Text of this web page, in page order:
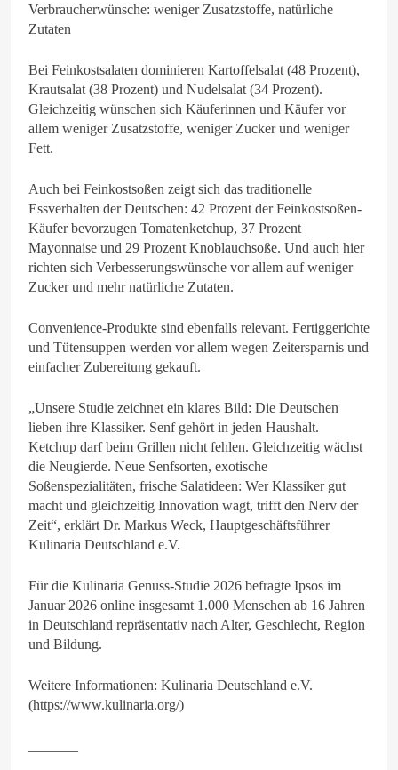
Verbraucherwünsche: weniger Zusatzstoffe, natürliche
Zutaten
Bei Feinkostsalaten dominieren Kartoffelsalat (48 Prozent),
Krautsalat (38 Prozent) und Nudelsalat (34 Prozent).
Gleichzeitig wünschen sich Käuferinnen und Käufer vor
allem weniger Zusatzstoffe, weniger Zucker und weniger
Fett.
Auch bei Feinkostsoßen zeigt sich das traditionelle
Essverhalten der Deutschen: 42 Prozent der Feinkostsoßen-
Käufer bevorzugen Tomatenketchup, 37 Prozent
Mayonnaise und 29 Prozent Knoblauchsoße. Und auch hier
richten sich Verbesserungswünsche vor allem auf weniger
Zucker und mehr natürliche Zutaten.
Convenience-Produkte sind ebenfalls relevant. Fertiggerichte
und Tütensuppen werden vor allem wegen Zeitersparnis und
einfacher Zubereitung gekauft.
„Unsere Studie zeichnet ein klares Bild: Die Deutschen
lieben ihre Klassiker. Senf gehört in jeden Haushalt.
Ketchup darf beim Grillen nicht fehlen. Gleichzeitig wächst
die Neugierde. Neue Senfsorten, exotische
Soßenspezialitäten, frische Salatideen: Wer Klassiker gut
macht und gleichzeitig Innovation wagt, trifft den Nerv der
Zeit“, erklärt Dr. Markus Weck, Hauptgeschäftsführer
Kulinaria Deutschland e.V.
Für die Kulinaria Genuss-Studie 2026 befragte Ipsos im
Januar 2026 online insgesamt 1.000 Menschen ab 16 Jahren
in Deutschland repräsentativ nach Alter, Geschlecht, Region
und Bildung.
Weitere Informationen: Kulinaria Deutschland e.V.
(https://www.kulinaria.org/)